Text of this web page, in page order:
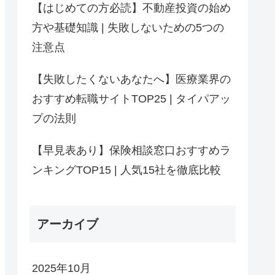
【はじめての方必読】不動産投資の始め
方や基礎知識 | 失敗しないための5つの
注意点
【失敗したくないあなたへ】医療業界の
おすすめ転職サイトTOP25 | タイパアッ
プの法則
【早見表あり】保険相談窓口おすすめラ
ンキングTOP15 | 人気15社を徹底比較
アーカイブ
2025年10月